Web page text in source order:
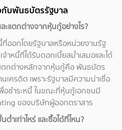
กับพันธบัตรรัฐบาล
ะแตกต่างจากหุ้นกู้อย่างไร?
ออกโดยรัฐบาลหรือหน่วยงานรัฐ
าหนี้ที่ได้รับดอกเบี้ยสม่ำเสมอและได้
กต่างหลักจากหุ้นกู้คือ พันธบัตร
เครดิต เพราะรัฐบาลมีความน่าเชื่อ
อชำระหนี้ ในขณะที่หุ้นกู้เอกชนมี
ของบริษัทผู้ออกตราสาร
ำเท่าไหร่ และซื้อได้ที่ไหน?